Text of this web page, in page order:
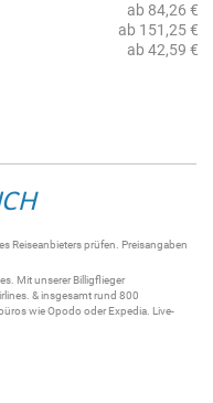
ab 84,26 €
ab 151,25 €
ab 42,59 €
Reiseanbieters prüfen. Preisangaben
Mit unsererBilligflieger
. & insgesamt rund 800
wie Opodo oder Expedia. Live-